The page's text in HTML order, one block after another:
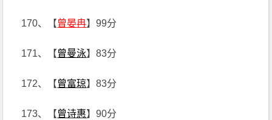
170、【曾晏冉】99分
171、【曾曼泳】83分
172、【曾富琼】83分
173、【曾诗惠】90分